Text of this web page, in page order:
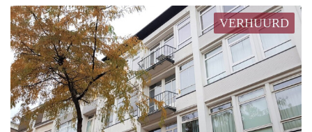
VERHUURD